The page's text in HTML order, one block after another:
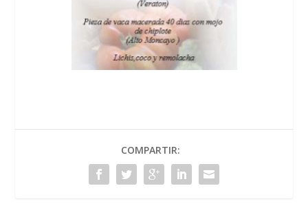
COMPARTIR: